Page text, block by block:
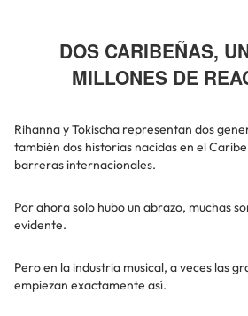
DOS CARIBEÑAS,
MILLONES DE
Rihanna y Tokischa representan dos
también dos historias nacidas en el
barreras internacionales.
Por ahora solo hubo un abrazo, muchas
evidente.
Pero en la industria musical, a veces las
empiezan exactamente así.